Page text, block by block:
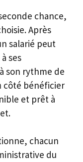
chance,
Après
salarié peut
ses
son rythme de
côté bénéficier
et prêt à
chacun
du